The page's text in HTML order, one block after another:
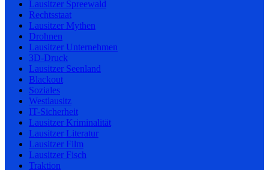
Lausitzer Spreewald
Rechtsstaat
Lausitzer Mythen
Drohnen
Lausitzer Unternehmen
3D-Druck
Lausitzer Seenland
Blackout
Soziales
Westlausitz
IT-Sicherheit
Lausitzer Kriminalität
Lausitzer Literatur
Lausitzer Film
Lausitzer Fisch
Traktion